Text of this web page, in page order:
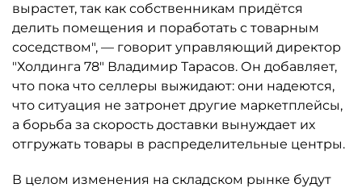
вырастет, так как собственникам придётся
делить помещения и поработать с товарным
соседством", — говорит управляющий директор
"Холдинга 78" Владимир Тарасов. Он добавляет,
что пока что селлеры выжидают: они надеются,
что ситуация не затронет другие маркетплейсы,
а борьба за скорость доставки вынуждает их
отгружать товары в распределительные центры.
В целом изменения на складском рынке будут